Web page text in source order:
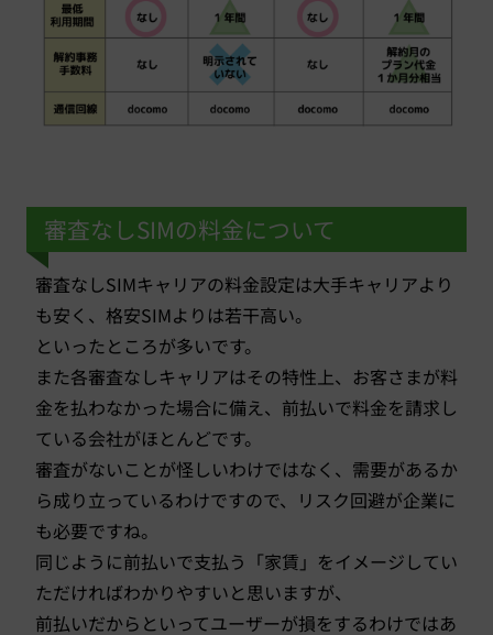
審査なしSIMの料金について
審査なしSIMキャリアの料金設定は大手キャリアより
も安く、格安SIMよりは若干高い。
といったところが多いです。
また各審査なしキャリアはその特性上、お客さまが料
金を払わなかった場合に備え、前払いで料金を請求し
ている会社がほとんどです。
審査がないことが怪しいわけではなく、需要があるか
ら成り立っているわけですので、リスク回避が企業に
も必要ですね。
同じように前払いで支払う「家賃」をイメージしてい
ただければわかりやすいと思いますが、
前払いだからといってユーザーが損をするわけではあ